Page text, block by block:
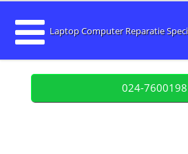
Laptop Computer Reparatie
024-7600198